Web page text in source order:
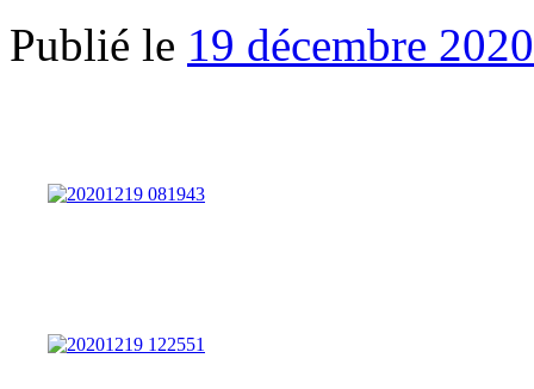
Publié le 19 décembre 2020